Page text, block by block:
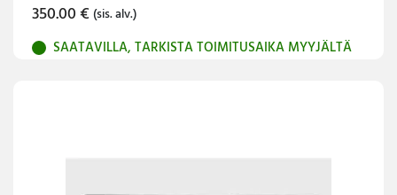
350.00€ (sis. alv.)
SAATAVILLA, TARKISTA TOIMITUSAIKA MYYJÄLTÄ